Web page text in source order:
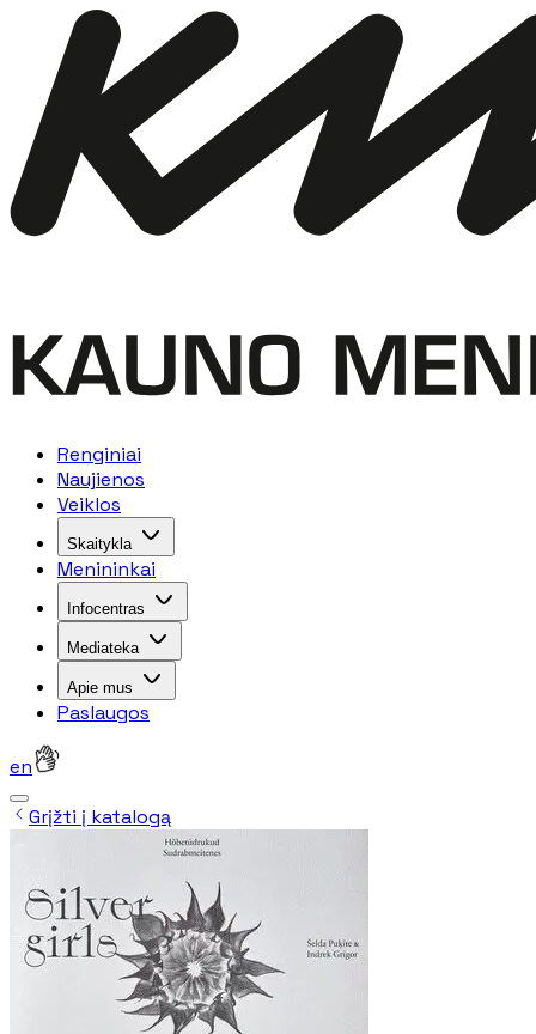
Renginiai
Naujienos
Veiklos
Skaitykla
Menininkai
Infocentras
Mediateka
Apie mus
Paslaugos
en
Grįžti į katalogą